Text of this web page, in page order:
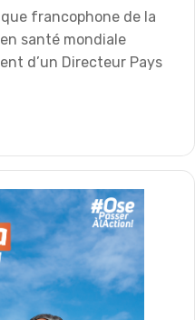
francophone de la
santé mondiale
d’un Directeur Pays